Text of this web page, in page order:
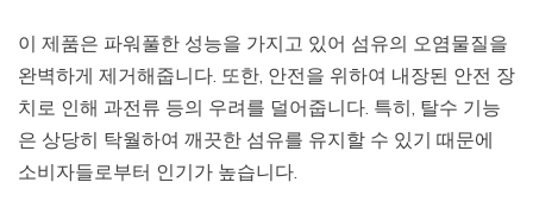
이 제품은 파워풀한 성능을 가지고 있어 섬유의 오염물질을
완벽하게 제거해줍니다. 또한, 안전을 위하여 내장된 안전 장
치로 인해 과전류 등의 우려를 덜어줍니다. 특히, 탈수 기능
은 상당히 탁월하여 깨끗한 섬유를 유지할 수 있기 때문에
소비자들로부터 인기가 높습니다.